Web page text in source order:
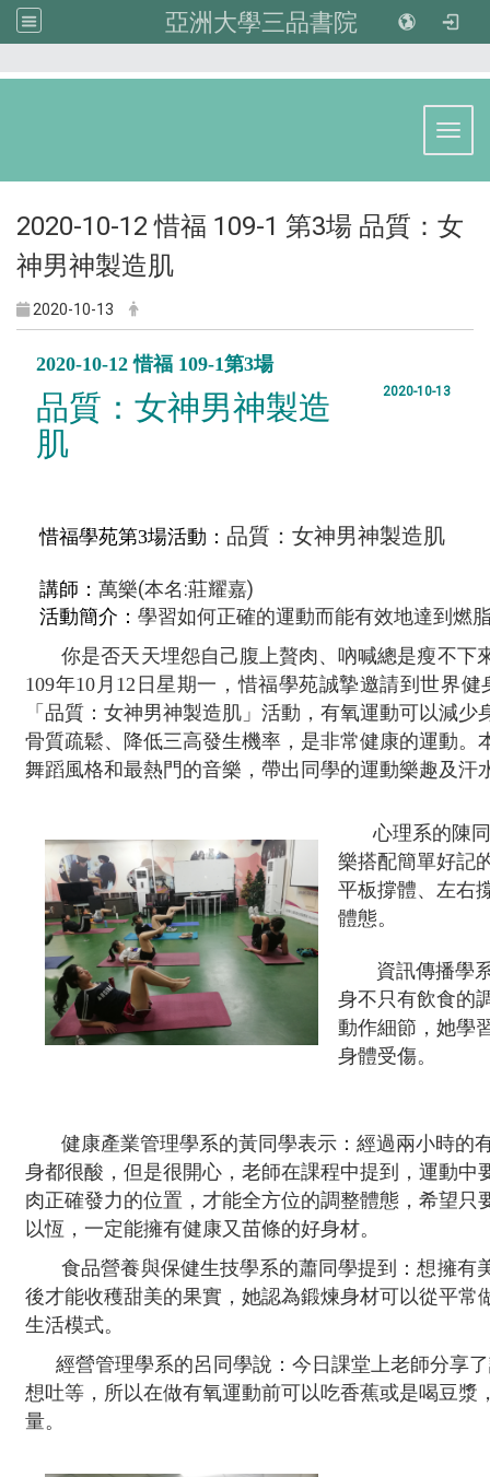
亞洲大學三品書院
2020-10-12 惜福 109-1 第3場 品質：女
神男神製造肌
2020-10-13
2020-10-12 惜福 109-1第3場
品質：女神男神製造
肌
2020-10-13
惜福學苑第3場活動： 品質：女神男神製造肌
講師： 萬樂(本名:莊耀嘉)
活動簡介： 學習如何正確的運動而能有效地達到燃
你是否天天埋怨自己腹上贅肉、吶喊總是瘦不下
109年10 月 12 日星期一，惜福學苑誠摯邀請到世界健
「品質：女神男神製造肌」活動，有氧運動可以減
骨質疏鬆、降低三高發生機率，是非常健康的運動
舞蹈風格和最熱門的音樂，帶出同學的運動樂趣及汗
心理系的陳
樂搭配簡單好記
平板撐體、左右
體態。
資訊傳播學
身不只有飲食的
動作細節，她學
身體受傷。
健康產業管理學系的黃同學表示：經過兩小時的
身都很酸，但是很開心，老師在課程中提到，運動中
肉正確發力的位置，才能全方位的調整體態，希望只
以恆，一定能擁有健康又苗條的好身材。
食品營養與保健生技學系的蕭同學提到：想擁
後才能收穫甜美的果實，她認為鍛煉身材可以從平
生活模式。
經營管理學系的呂同學說：今日課堂上老師分享
想吐等，所以在做有氧運動前可以吃香蕉或是喝豆
量。